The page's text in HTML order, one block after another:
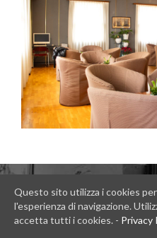
RICHIESTA
Questo sito utilizza i cookies
l'esperienza di navigazione.
accetta tutti i cookies. - Privacy